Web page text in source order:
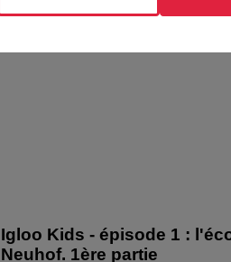
Igloo Kids - épisode 1 :
Neuhof. 1ère partie